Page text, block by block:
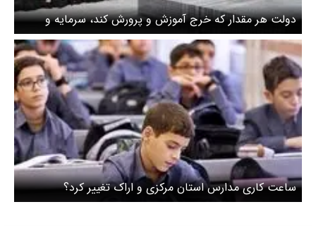
دولت هر مقدار که خرج آموزش و پرورش کند، سرمایه و
افتخار است
ساعت کاری مدارس استان مرکزی و اراک تغییر کرد؟